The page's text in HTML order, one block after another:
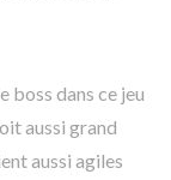
boss dans ce jeu
aussi grand
aussi agiles